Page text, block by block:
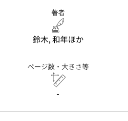
著者
鈴木, 和年ほか
ページ数・大きさ等
-